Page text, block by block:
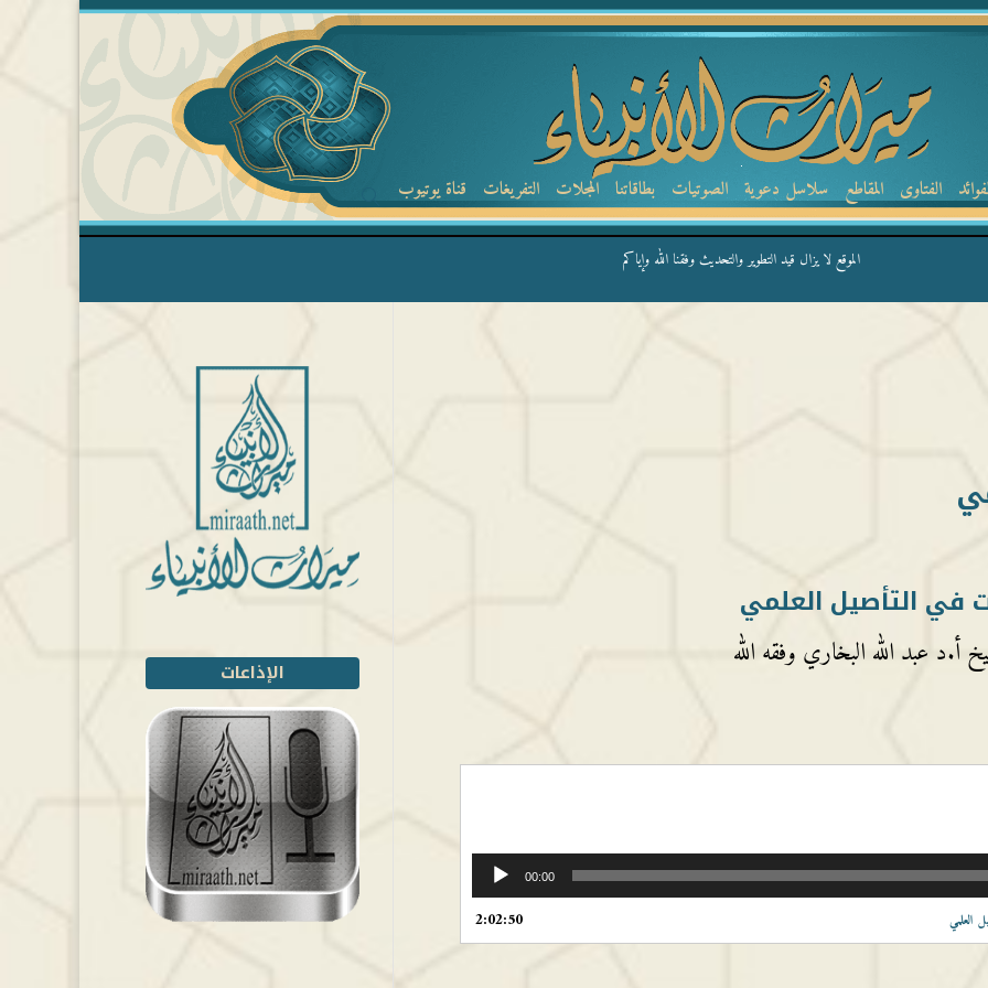
الفتاوى المقاطع سلاسل دعوية الصوتيات بطاقاتنا المجلات التفريغات قناة يوتيوب
الموقع لا يزال قيد التطوير والتحديث وفقنا الله وإياكم
في التأصيل العلمي
أ.د عبد الله البخاري وفقه الله
00:00
العلمي 2:02:50
الإذاعات